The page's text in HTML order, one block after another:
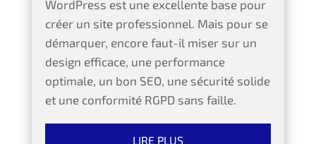
WordPress est une excellente base pour
créer un site professionnel. Mais pour se
démarquer, encore faut-il miser sur un
design efficace, une performance
optimale, un bon SEO, une sécurité solide
et une conformité RGPD sans faille.
LIRE PLUS